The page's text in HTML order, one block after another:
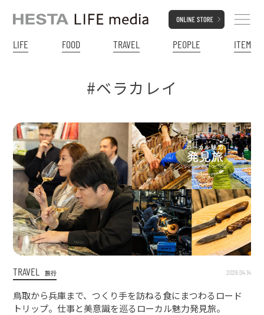
LIFE FOOD TRAVEL PEOPLE ITEM
#ベラカレイ
TRAVEL 旅行 2026.04.14
鳥取から兵庫まで、つくり手を訪ねる食にまつわるロード
トリップ。仕事と美意識を巡るローカル魅力発見旅。